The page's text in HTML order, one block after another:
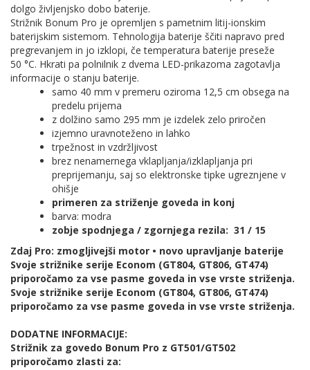
dolgo življenjsko dobo baterije.
Strižnik Bonum Pro je opremljen s pametnim litij-ionskim
baterijskim sistemom. Tehnologija baterije ščiti napravo pred
pregrevanjem in jo izklopi, če temperatura baterije preseže
50 °C. Hkrati pa polnilnik z dvema LED-prikazoma zagotavlja
informacije o stanju baterije.
samo 40 mm v premeru oziroma 12,5 cm obsega na
predelu prijema
z dolžino samo 295 mm je izdelek zelo priročen
izjemno uravnoteženo in lahko
trpežnost in vzdržljivost
brez nenamernega vklapljanja/izklapljanja pri
preprijemanju, saj so elektronske tipke ugreznjene v
ohišje
primeren za striženje goveda in konj
barva: modra
zobje spodnjega / zgornjega rezila: 31 / 15
Zdaj Pro: zmogljivejši motor • novo upravljanje baterije
Svoje strižnike serije Econom (GT804, GT806, GT474)
priporočamo za vse pasme goveda in vse vrste striženja.
Svoje strižnike serije Econom (GT804, GT806, GT474)
priporočamo za vse pasme goveda in vse vrste striženja.
DODATNE INFORMACIJE:
Strižnik za govedo Bonum Pro z GT501/GT502
priporočamo zlasti za: